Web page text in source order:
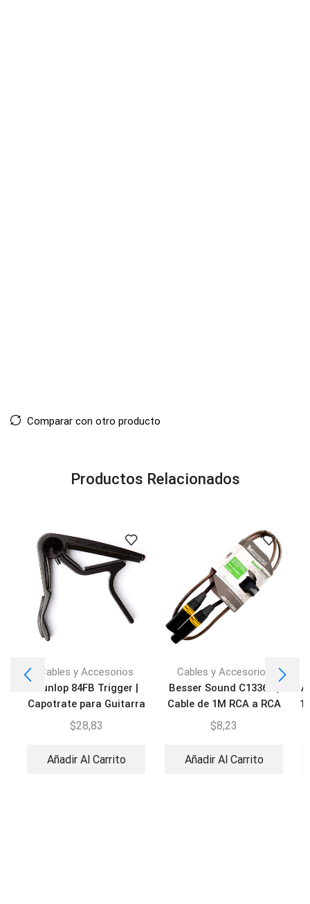
Comparar con otro producto
Productos Relacionados
Cables y Accesorios
Dunlop 84FB Trigger |
Capotrate para Guitarra
$28,83
Añadir Al Carrito
Cables y Accesorios
Besser Sound C13360 |
Cable de 1M RCA a RCA
$8,23
Añadir Al Carrito